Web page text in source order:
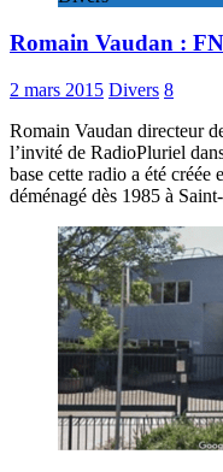
Romain Vaudan :
2 mars 2015 Divers 8
Romain Vaudan directeur
l’invité de RadioPluriel
base cette radio a été
déménagé dès 1985 à